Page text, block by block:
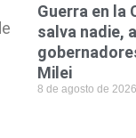
Guerra en la
salva nadie,
Milei
8 de agosto de 2026